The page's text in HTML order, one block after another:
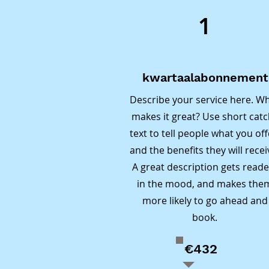
die hun
Rekenen
Taal
Spelling
Bij
Moeite
komen in
Gebrek
altijd de
tot
afneemt.
Onze
en
1
kwartaalabonnement
Describe your service here.
makes it great? Use short
text to tell people what you
and the benefits they will
A great description gets
in the mood, and makes
more likely to go ahead and
book.
€432